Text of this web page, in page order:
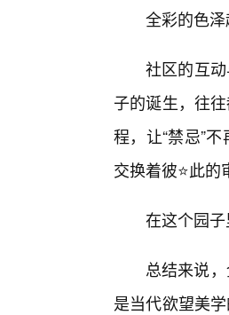
全彩的色
社区的互
子的诞生，往
程，让“禁忌”
交换着彼⭐此
在这个园
总结来说
是当代欲望美